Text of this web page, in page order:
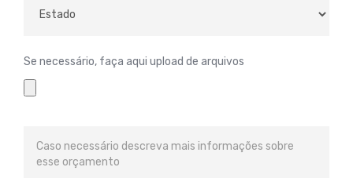
Se necessário, faça aqui upload de arquivos